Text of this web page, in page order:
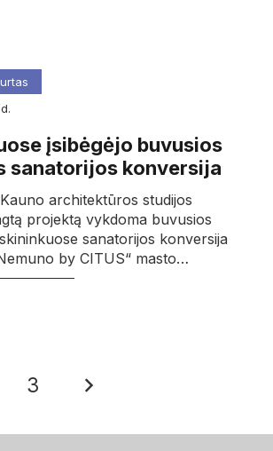
įsibėgėjo buvusios
sanatorijos konversija
architektūros studijos
projektą vykdoma buvusios
sanatorijos konversija
by CITUS“ masto…
3